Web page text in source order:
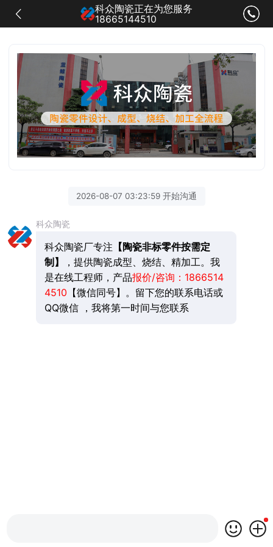
科众陶瓷正在为您服务
18665144510
2026-08-07 03:23:59 开始沟通
科众陶瓷
科众陶瓷厂专注 【陶瓷非标零件按需定
制】
，提供陶瓷成型、烧结、精加工。我
是在线工程师，产品报价/咨询： 1866514
4510 【微信同号】。留下您的联系电话或
QQ微信 ，我将第一时间与您联系